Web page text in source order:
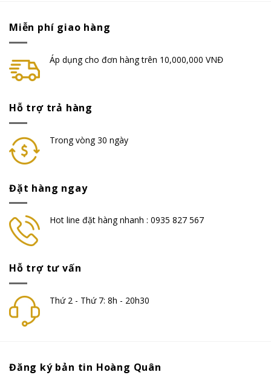
Miễn phí giao hàng
Áp dụng cho đơn hàng trên 10,000,000 VNĐ
Hỗ trợ trả hàng
Trong vòng 30 ngày
Đặt hàng ngay
Hot line đặt hàng nhanh : 0935 827 567
Hỗ trợ tư vấn
Thứ 2 - Thứ 7: 8h - 20h30
Đăng ký bản tin Hoàng Quân